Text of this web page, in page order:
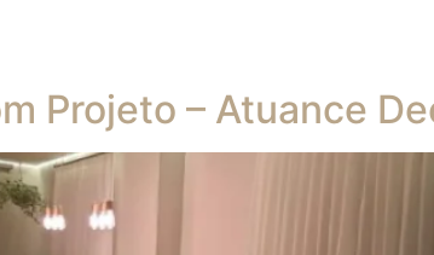
Projeto – Atuance